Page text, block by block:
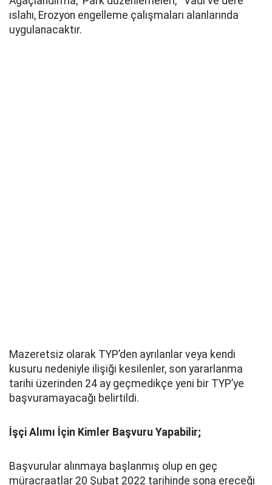
ıslahı, Erozyon engelleme çalışmaları alanlarında
uygulanacaktır.
Mazeretsiz olarak TYP’den ayrılanlar veya kendi
kusuru nedeniyle ilişiği kesilenler, son yararlanma
tarihi üzerinden 24 ay geçmedikçe yeni bir TYP’ye
başvuramayacağı belirtildi.
İşçi Alımı İçin Kimler Başvuru Yapabilir;
Başvurular alınmaya başlanmış olup en geç
müracraatlar 20 Şubat 2022 tarihinde sona ereceği